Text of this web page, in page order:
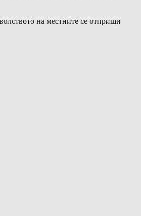
на местните се отприщи